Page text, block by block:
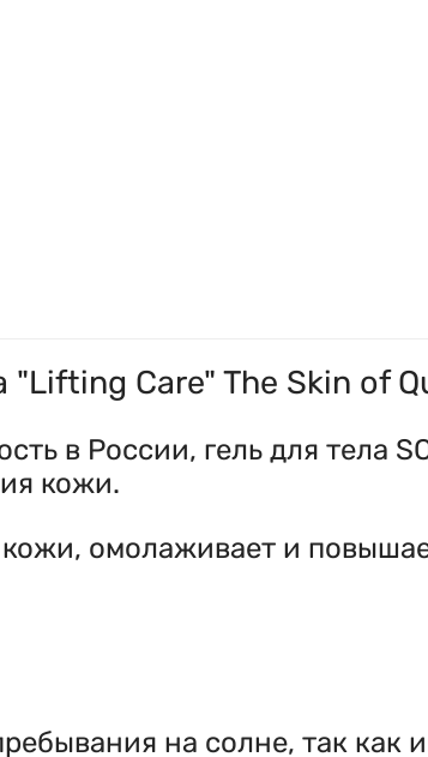
Care" The Skin of
в России, гель для тела
кожи.
омолаживает и
на солне, так